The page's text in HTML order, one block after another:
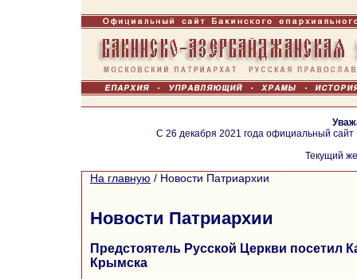
С 26 декабря 2021 года официальный
Текущий
На главную / Новости Патриархии
Новости Патриархии
Предстоятель Русской Церкви посетил
Крымска